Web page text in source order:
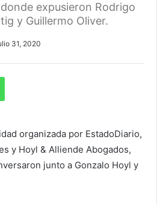
expusieron Rodrigo
y Guillermo Oliver.
31, 2020
organizada por EstadoDiario,
y Hoyl & Alliende Abogados,
junto a Gonzalo Hoyl y